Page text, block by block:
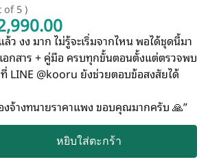
of 5 )
แล้ว งง มาก ไม่รู้จะเริ่มจากไหน พอได้ชุดนี้มา
อกสาร + คู่มือ ครบทุกขั้นตอนตั้งแต่ตรวจพบ
LINE @kooru ยังช่วยตอบข้อสงสัยได้
งจ้างทนายราคาแพง ขอบคุณมากครับ 🙏”
หยิบใส่ตะกร้า